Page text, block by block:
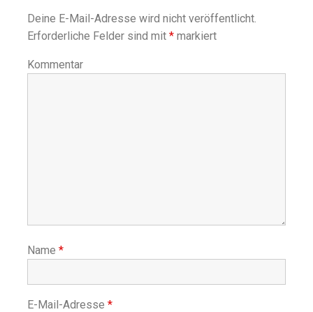
Deine E-Mail-Adresse wird nicht veröffentlicht.
Erforderliche Felder sind mit * markiert
Kommentar
Name *
E-Mail-Adresse *